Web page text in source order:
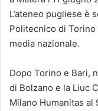
L’ateneo pugliese è
Politecnico di
media nazionale.
Dopo Torino e Bari,
di Bolzano e la Liuc
Milano Humanitas al